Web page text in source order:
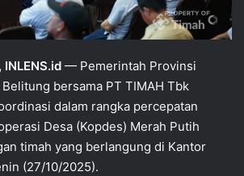
INLENS.id — Pemerintah Provinsi
bersama PT TIMAH Tbk
dalam rangka percepatan
Desa (Kopdes) Merah Putih
timah yang berlangung di Kantor
(27/10/2025).